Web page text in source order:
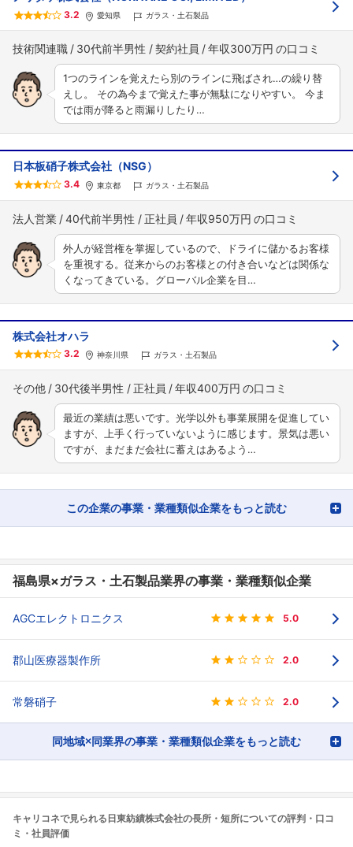
3.2 愛知県 ガラス・土石製品
技術関連職 30代前半男性 契約社員 年収300万円
1つのラインを覚えたら別のラインに飛ばされ…の繰り替
えし。 その為今まで覚えた事が無駄になりやすい。 今ま
では雨が降ると雨漏りしたり…
日本板硝子株式会社（NSG）
3.4 東京都 ガラス・土石製品
法人営業 40代前半男性 正社員 年収950万円
外人が経営権を掌握しているので、ドライに儲かるお客様
を重視する。従来からのお客様との付き合いなどは関係な
くなってきている。グローバル企業を目…
株式会社オハラ
3.2 神奈川県 ガラス・土石製品
その他 30代後半男性 正社員 年収400万円
最近の業績は悪いです。光学以外も事業展開を促進してい
ますが、上手く行っていないように感じます。景気は悪い
ですが、まだまだ会社に蓄えはあるよう…
この企業の事業・業種類似企業をもっと読む
福島県×ガラス・土石製品業界の事業・業種類似企業
AGCエレクトロニクス 5.0
郡山医療器製作所 2.0
常磐硝子 2.0
同地域×同業界の事業・業種類似企業をもっと読む
キャリコネで見られる日東紡績株式会社の長所・短所についての評判・口コ
ミ・社員評価